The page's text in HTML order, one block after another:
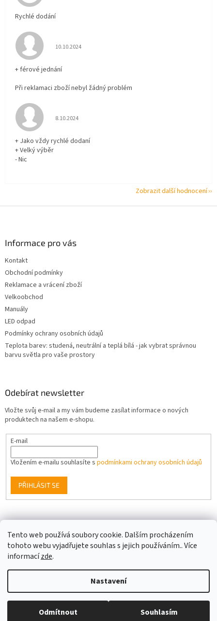
Tento web používá soubory cookie. Dalším procházením
tohoto webu vyjadřujete souhlas s jejich používáním.. Více
informacízde.
Nastavení
Odmítnout Souhlasím
Rychlé dodání
Hodnocení obchodu je 5 z 5 hvězdiček.
10.10.2024
+ férové jednání
Při reklamaci zboží nebyl žádný problém
Hodnocení obchodu je 5 z 5 hvězdiček.
8.10.2024
+ Jako vždy rychlé dodaní
+ Velký výběr
- Nic
Zobrazit další hodnocení
Informace pro vás
Kontakt
Obchodní podmínky
Reklamace a vrácení zboží
Velkoobchod
Manuály
LED odpad
Podmínky ochrany osobních údajů
Teplota barev: studená, neutrální a teplá bílá - jak vybrat správnou
barvu světla pro vaše prostory
Odebírat newsletter
Vložte svůj e-mail a my vám budeme zasílat informace o nových
produktech na našem e-shopu.
E-mail
Vložením e-mailu souhlasíte s podmínkami ochrany osobních údajů
PŘIHLÁSIT SE
Facebook
Copyright 2026Berge LED. Všechna práva vyhrazena.Upravit